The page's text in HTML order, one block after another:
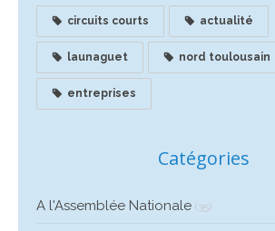
circuits courts actualité
launaguet nord toulousain
entreprises
Catégories
A l'Assemblée Nationale (35)